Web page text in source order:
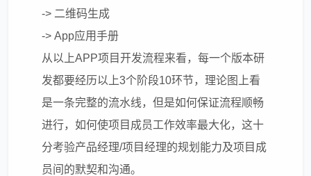
-> 二维码生成
-> App应用手册
从以上APP项目开发流程来看，每一个版本研
发都要经历以上3个阶段10环节，理论图上看
是一条完整的流水线，但是如何保证流程顺畅
进行，如何使项目成员工作效率最大化，这十
分考验产品经理/项目经理的规划能力及项目成
员间的默契和沟通。